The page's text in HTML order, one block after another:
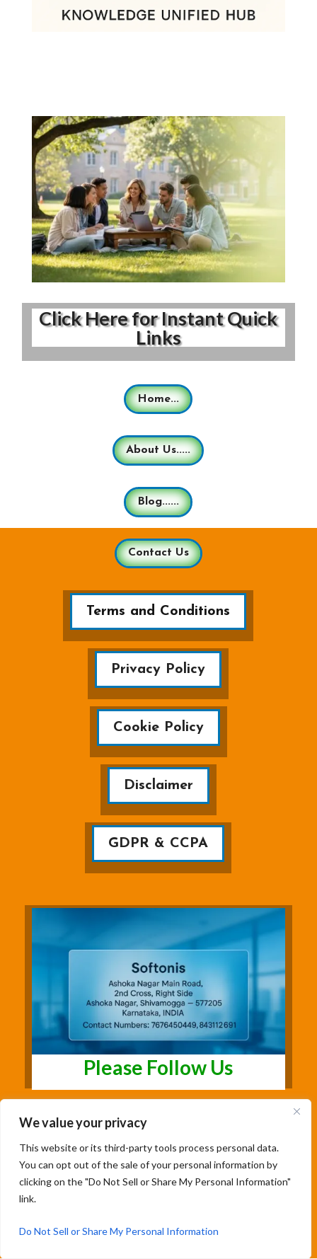
We value your privacy
This website or its third-party tools process personal data.
You can opt out of the sale of your personal information by
clicking on the "Do Not Sell or Share My Personal Information"
link.
Do Not Sell or Share My Personal Information
Click Here for Instant Quick
Links
Home...
About Us.....
Blog......
Contact Us
Terms and Conditions
Privacy Policy
Cookie Policy
Disclaimer
GDPR & CCPA
Please Follow Us
& Developed By Soumya Patil |